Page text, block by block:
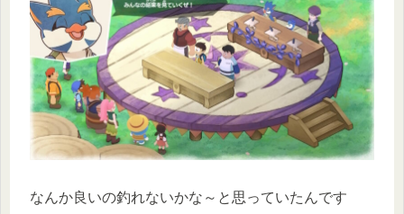
なんか良いの釣れないかな～と思っていたんです